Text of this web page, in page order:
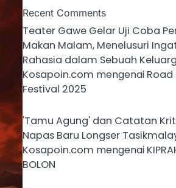
Recent Comments
Teater Gawe Gelar Uji Coba
Makan Malam, Menelusuri
Rahasia dalam Sebuah
Kosapoin.com mengenai
Festival 2025
'Tamu Agung' dan Catatan
Napas Baru Longser
Kosapoin.com mengenai
BOLON